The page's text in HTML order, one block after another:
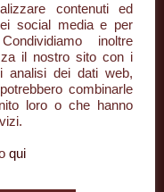
50/3
contenuti ed
social media e per
inoltre
il nostro sito con i
analisi dei dati web,
combinarle
loro o che hanno
qui